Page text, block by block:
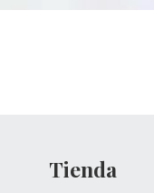
Tienda